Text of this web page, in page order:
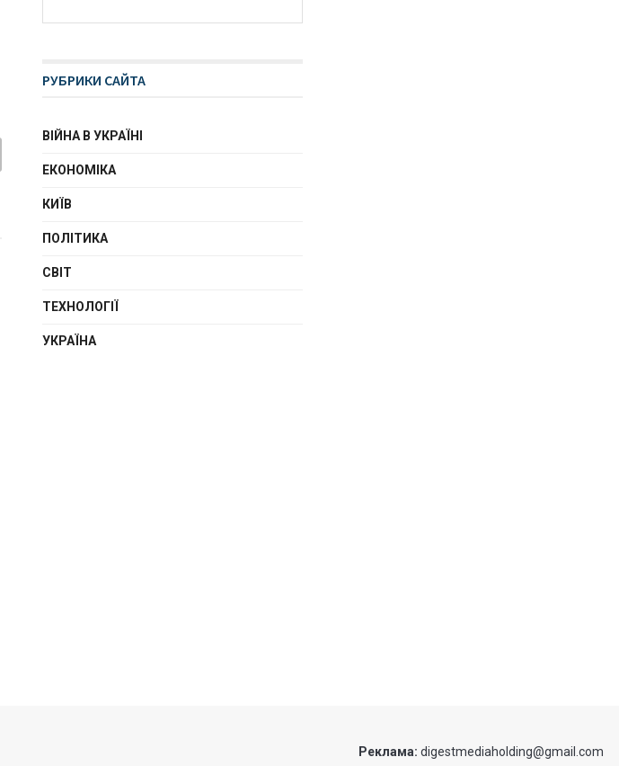
РУБРИКИ САЙТА
ВІЙНА В УКРАЇНІ
ЕКОНОМІКА
КИЇВ
ПОЛІТИКА
СВІТ
ТЕХНОЛОГІЇ
УКРАЇНА
Реклама: digestmediaholding@gmail.com